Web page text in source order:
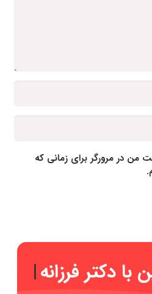
من در مرورگر برای زمانی که
آنلاین ب|